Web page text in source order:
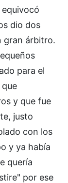
dio dos
gran árbitro.
para el
y que fue
justo
con los
y ya había
quería
por ese